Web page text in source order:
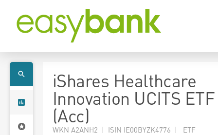
iShares Healthcare
Innovation UCITS
(Acc)
WKN A2ANH2 | ISIN IE00BYZK4776 | ETF